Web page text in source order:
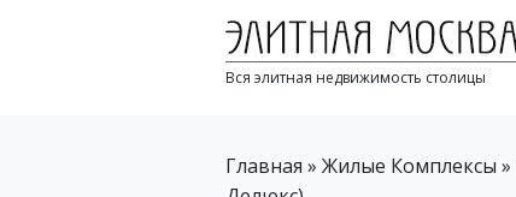
Вся элитная недвижимость столицы
Главная » Жилые Комплексы »